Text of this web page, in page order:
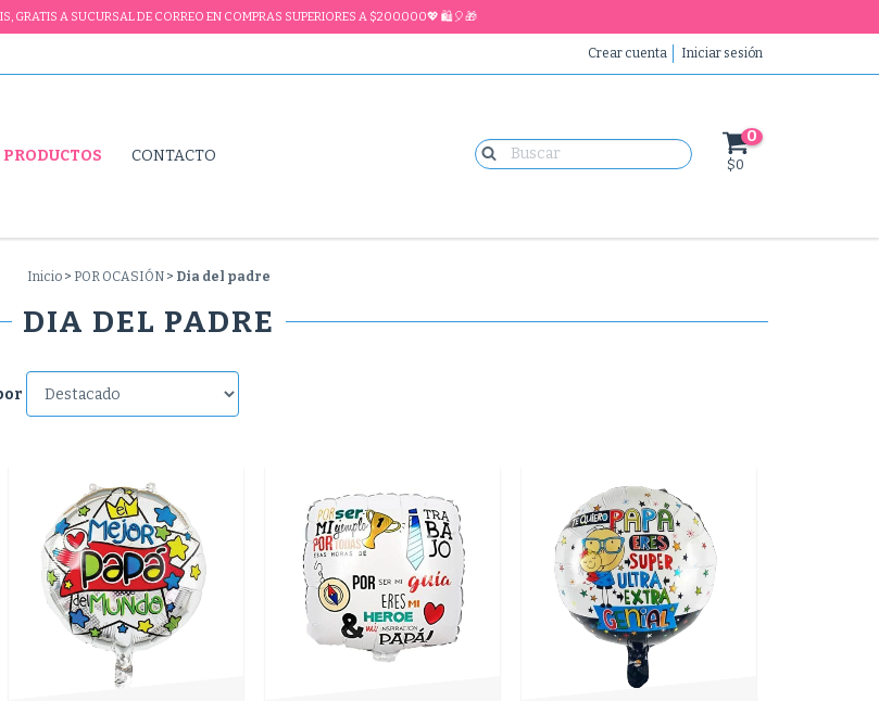
GRATIS A SUCURSAL DE CORREO EN COMPRAS SUPERIORES A $200.000💖 🛍🎈🎁
Crear cuenta Iniciar sesión
PRODUCTOS CONTACTO
0
$0
Inicio > POR OCASIÓN > Dia del padre
DIA DEL PADRE